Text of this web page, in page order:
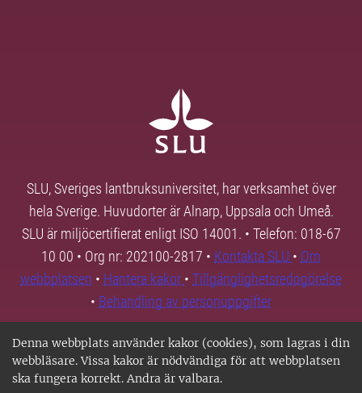
Denna webbplats använder kakor (cookies), som lagras i din
webbläsare. Vissa kakor är nödvändiga för att webbplatsen
ska fungera korrekt. Andra är valbara.
SLU, Sveriges lantbruksuniversitet, har verksamhet över
hela Sverige. Huvudorter är Alnarp, Uppsala och Umeå.
SLU är miljöcertifierat enligt ISO 14001. • Telefon: 018-67
10 00 • Org nr: 202100-2817 • Kontakta SLU • Om
webbplatsen • Hantera kakor • Tillgänglighetsredogörelse
• Behandling av personuppgifter